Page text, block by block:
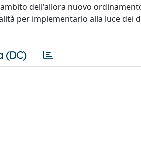
dell'allora nuovo
per implementarlo alla luce dei
(DC)